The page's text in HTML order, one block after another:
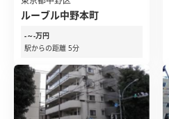
ルーブル中野本町
-～-万円
駅からの距離 5分